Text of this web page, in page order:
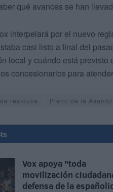
qué avances se han
interpelará por el nuevo
casi listo a final del
local y cuándo está
concesionarios para
residuos Pleno de la
Vox apoya "toda
movilización
defensa de la